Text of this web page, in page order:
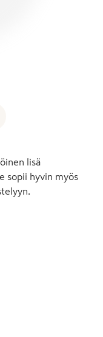
lisä
sopii hyvin myös